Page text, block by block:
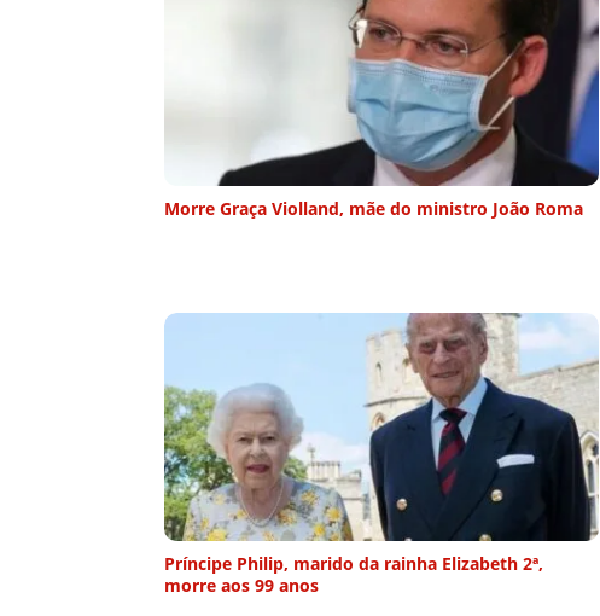
Morre Graça Violland, mãe do ministro João Roma
Príncipe Philip, marido da rainha Elizabeth 2ª,
morre aos 99 anos